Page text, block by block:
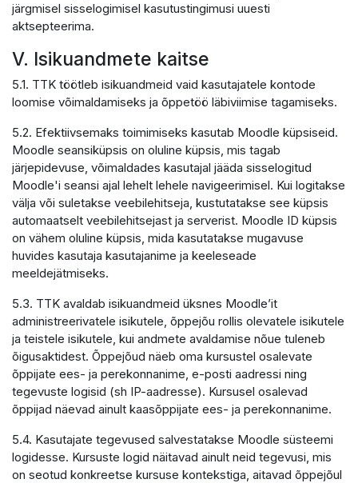
järgmisel sisselogimisel kasutustingimusi uuesti
aktsepteerima.
V. Isikuandmete kaitse
5.1. TTK töötleb isikuandmeid vaid kasutajatele kontode
loomise võimaldamiseks ja õppetöö läbiviimise tagamiseks.
5.2. Efektiivsemaks toimimiseks kasutab Moodle küpsiseid.
Moodle seansiküpsis on oluline küpsis, mis tagab
järjepidevuse, võimaldades kasutajal jääda sisselogitud
Moodle'i seansi ajal lehelt lehele navigeerimisel. Kui logitakse
välja või suletakse veebilehitseja, kustutatakse see küpsis
automaatselt veebilehitsejast ja serverist. Moodle ID küpsis
on vähem oluline küpsis, mida kasutatakse mugavuse
huvides kasutaja kasutajanime ja keeleseade
meeldejätmiseks.
5.3. TTK avaldab isikuandmeid üksnes Moodle’it
administreerivatele isikutele, õppejõu rollis olevatele isikutele
ja teistele isikutele, kui andmete avaldamise nõue tuleneb
õigusaktidest. Õppejõud näeb oma kursustel osalevate
õppijate ees- ja perekonnanime, e-posti aadressi ning
tegevuste logisid (sh IP-aadresse). Kursusel osalevad
õppijad näevad ainult kaasõppijate ees- ja perekonnanime.
5.4. Kasutajate tegevused salvestatakse Moodle süsteemi
logidesse. Kursuste logid näitavad ainult neid tegevusi, mis
on seotud konkreetse kursuse kontekstiga, aitavad õppejõul